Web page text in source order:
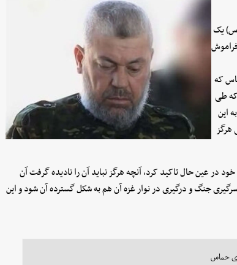
یک
که
طی
این
هرگز
در عین حال تاکید کرد، آنچه هرگز نباید آن را نادیده گرفت آن
جنگ و درگیری در نوار غزه آن هم به شکل گسترده آن شود و این
حماس